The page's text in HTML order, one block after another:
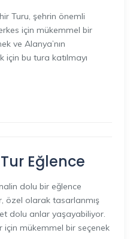
Turu, şehrin önemli
için mükemmel bir
ve Alanya’nın
için bu tura katılmayı
Eğlence
dolu bir eğlence
özel olarak tasarlanmış
dolu anlar yaşayabiliyor.
için mükemmel bir seçenek